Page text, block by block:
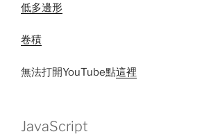
低多邊形
卷積
無法打開YouTube點這裡
JavaScript